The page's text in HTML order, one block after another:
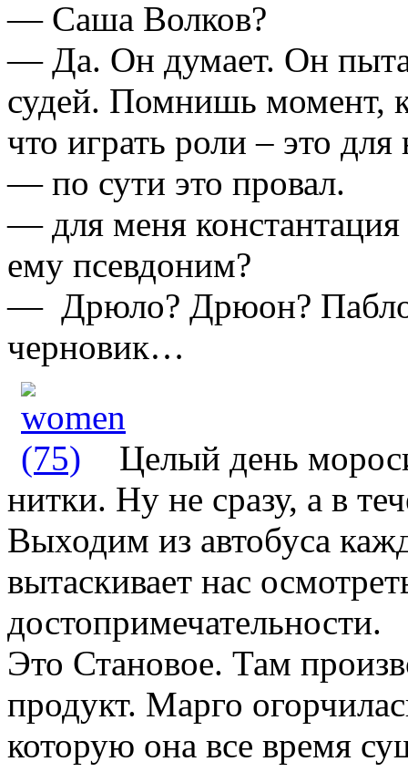
— Саша Волков?
— Да. Он думает. Он
судей. Помнишь момент,
что играть роли – это
— по сути это провал.
— для меня
ему псевдоним?
— Дрюло? Дрюон?
черновик…
Целый день
нитки. Ну не сразу, а в
Выходим из автобуса
вытаскивает нас
достопримечательности.
Это Становое. Там
продукт. Марго
которую она все время